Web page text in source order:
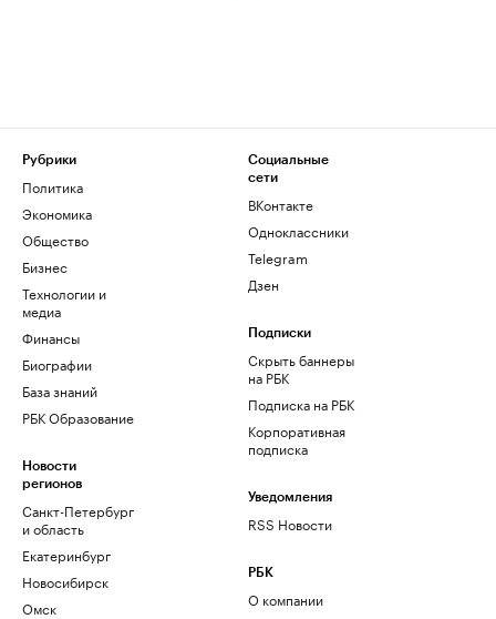
Рубрики
Политика
Экономика
Общество
Бизнес
Технологии и
медиа
Финансы
Биографии
База знаний
РБК Образование
Новости
регионов
Санкт-Петербург
и область
Екатеринбург
Новосибирск
Омск
Социальные
сети
ВКонтакте
Одноклассники
Telegram
Дзен
Подписки
Скрыть баннеры
на РБК
Подписка на РБК
Корпоративная
подписка
Уведомления
RSS Новости
РБК
О компании